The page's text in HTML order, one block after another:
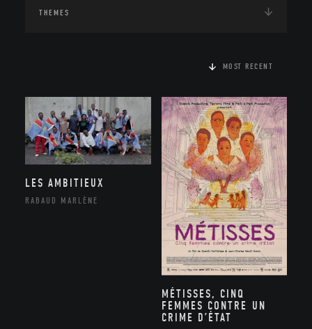
THEMES
MOST RECENT
LES AMBITIEUX
RABAUD MARLÈNE
MÉTISSES, CINQ
FEMMES CONTRE UN
CRIME D’ÉTAT